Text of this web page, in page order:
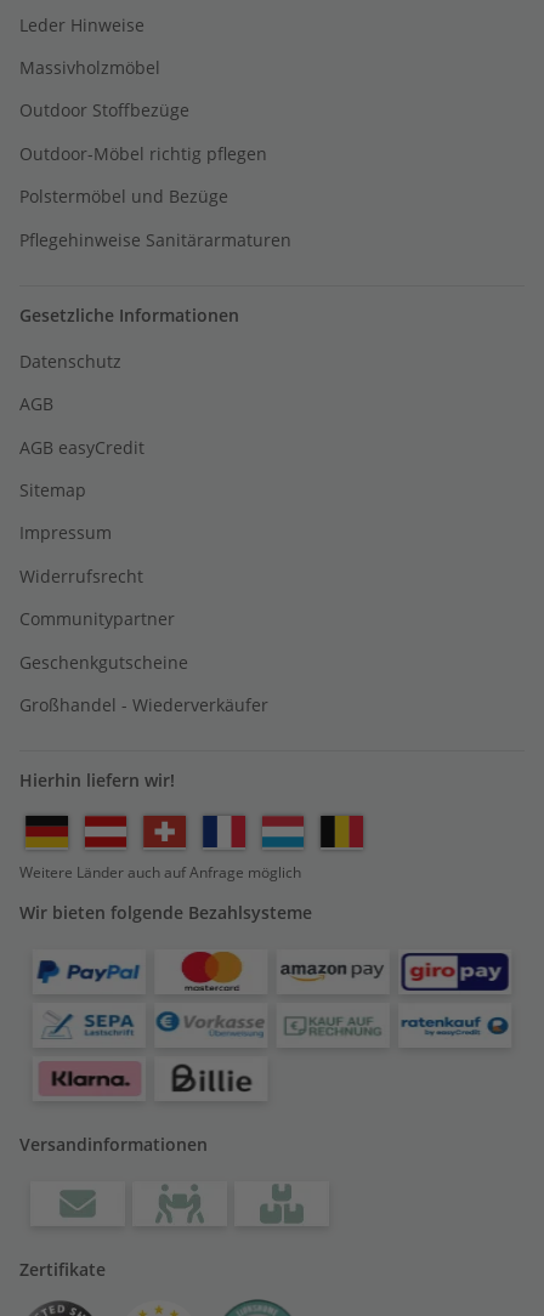
Leder Hinweise
Massivholzmöbel
Outdoor Stoffbezüge
Outdoor-Möbel richtig pflegen
Polstermöbel und Bezüge
Pflegehinweise Sanitärarmaturen
Gesetzliche Informationen
Datenschutz
AGB
AGB easyCredit
Sitemap
Impressum
Widerrufsrecht
Communitypartner
Geschenkgutscheine
Großhandel - Wiederverkäufer
Hierhin liefern wir!
Weitere Länder auch auf Anfrage möglich
Wir bieten folgende Bezahlsysteme
Versandinformationen
Zertifikate